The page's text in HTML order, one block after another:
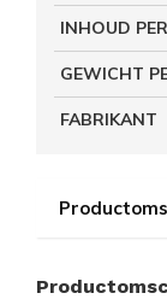
INHOUD
GEWICHT
FABRIKANT